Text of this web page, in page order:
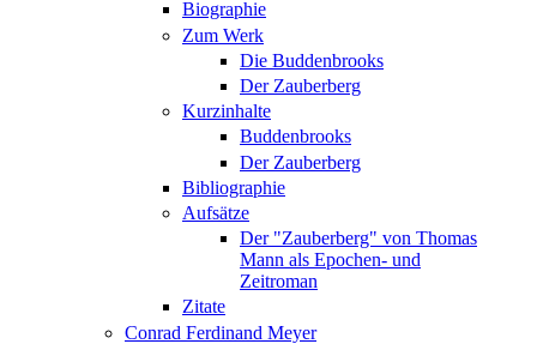
Biographie
Zum Werk
Die Buddenbrooks
Der Zauberberg
Kurzinhalte
Buddenbrooks
Der Zauberberg
Bibliographie
Aufsätze
Der "Zauberberg" von Thomas
Mann als Epochen- und
Zeitroman
Zitate
Conrad Ferdinand Meyer